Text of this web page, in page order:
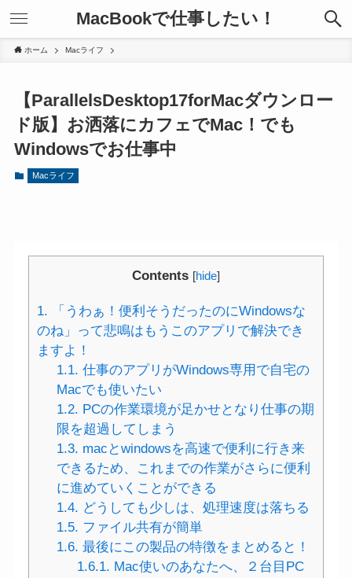
MacBookで仕事したい！
ホーム Macライフ
【ParallelsDesktop17forMacダウンロー
ド版】お洒落にカフェでMac！でも
Windowsでお仕事中
Macライフ
Contents [hide]
1. 「うわぁ！便利そうだったのにWindowsな
のね」って悲鳴はもうこのアプリで解決でき
ますよ！
1.1. 仕事のアプリがWindows専用で自宅の
Macでも使いたい
1.2. PCの作業環境が足かせとなり仕事の期
限を超過してしまう
1.3. macとwindowsを高速で便利に行き来
できるため、これまでの作業がさらに便利
に進めていくことができる
1.4. どうしても少しは、処理速度は落ちる
1.5. ファイル共有が簡単
1.6. 最後にこの製品の特徴をまとめると！
1.6.1. Mac使いのあなたへ、２台目PC